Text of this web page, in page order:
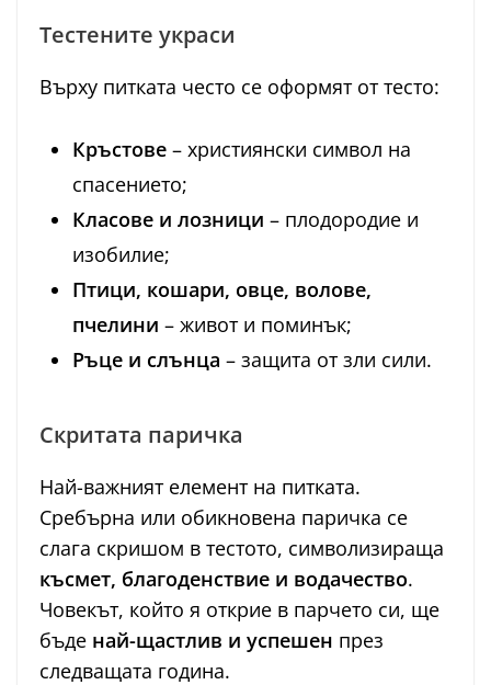
Тестените украси
Върху питката често се оформят от тесто:
Кръстове – християнски символ на
спасението;
Класове и лозници – плодородие и
изобилие;
Птици, кошари, овце, волове,
пчелини – живот и поминък;
Ръце и слънца – защита от зли сили.
Скритата паричка
Най-важният елемент на питката.
Сребърна или обикновена паричка се
слага скришом в тестото, символизираща
късмет, благоденствие и водачество.
Човекът, който я открие в парчето си, ще
бъде най-щастлив и успешен през
следващата година.